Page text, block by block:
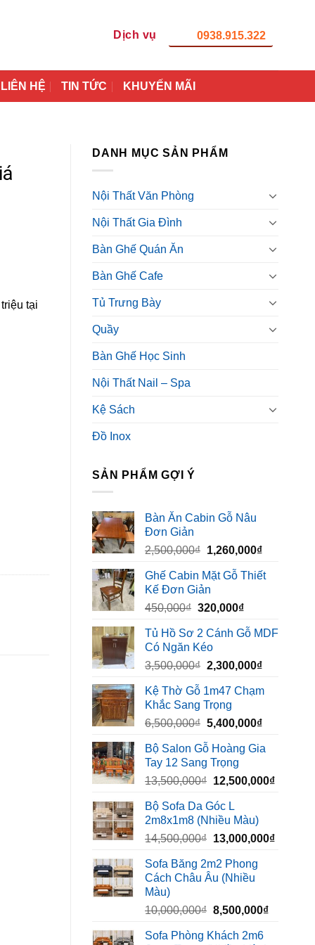
Dịch vụ 0938.915.322
LIÊN HỆ TIN TỨC KHUYẾN MÃI
DANH MỤC SẢN PHẨM
Nội Thất Văn Phòng
Nội Thất Gia Đình
Bàn Ghế Quán Ăn
Bàn Ghế Cafe
Tủ Trưng Bày
Quầy
Bàn Ghế Học Sinh
Nội Thất Nail – Spa
Kệ Sách
Đồ Inox
SẢN PHẨM GỢI Ý
Bàn Ăn Cabin Gỗ Nâu
Đơn Giản
2,500,000₫ Giá
là:
2,500,000₫.
1,260,000₫Giá
tại
Ghế Cabin Mặt Gỗ Thiết
Kế Đơn Giản
450,000₫ Giá
là:
450,000₫.
320,000₫Giá
tại
320,000₫.
Tủ Hồ Sơ 2 Cánh Gỗ MDF
Có Ngăn Kéo
3,500,000₫ Giá
là:
3,500,000₫.
2,300,000₫Giá
tại
Kệ Thờ Gỗ 1m47 Chạm
Khắc Sang Trọng
6,500,000₫ Giá
là:
6,500,000₫.
5,400,000₫Giá
tại
Bộ Salon Gỗ Hoàng Gia
Tay 12 Sang Trọng
13,500,000₫ Giá
là:
13,500,000₫.
12,500,000₫Giá
Bộ Sofa Da Góc L
2m8x1m8 (Nhiều Màu)
14,500,000₫ Giá
là:
14,500,000₫.
13,000,000₫Giá
Sofa Băng 2m2 Phong
Cách Châu Âu (Nhiều
Màu)
10,000,000₫ Giá
là:
8,500,000₫Giá
Sofa Phòng Khách 2m6
tại